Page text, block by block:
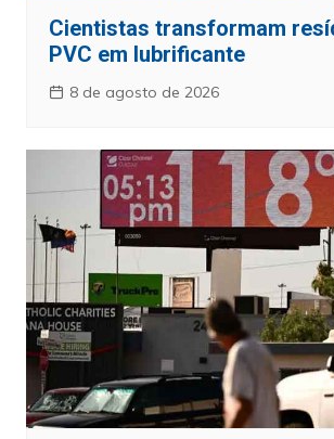
Cientistas transformam
PVC em lubrificante
8 de agosto de 2026